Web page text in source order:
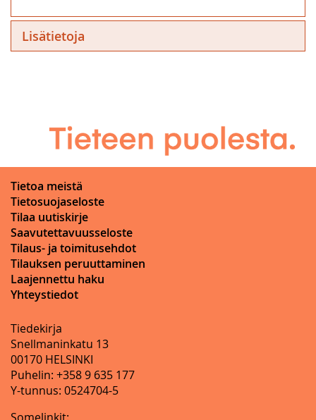
Lisätietoja
Tietoa meistä
Tietosuojaseloste
Tilaa uutiskirje
Saavutettavuusseloste
Tilaus- ja toimitusehdot
Tilauksen peruuttaminen
Laajennettu haku
Yhteystiedot
Tiedekirja
Snellmaninkatu 13
00170 HELSINKI
Puhelin: +358 9 635 177
Y-tunnus: 0524704-5